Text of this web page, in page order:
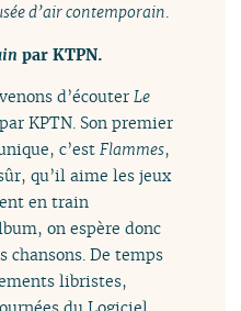
d’air contemporain.
par KTPN.
d’écouterLe
par KPTN. Son premier
c’estFlammes,
qu’il aime les jeux
en train
on espère donc
chansons. De temps
libristes,